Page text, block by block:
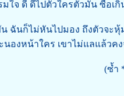
ใจ ดี ดีไปตัวใครตัวมัน ซื่อเ
น ฉันก็ไม่หันไปมอง ถึงตัวจะ
นองหน้าใคร เขาไม่แลแล้ว
(ซ้ำ